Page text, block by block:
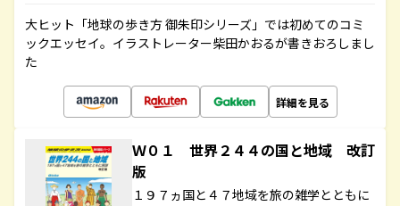
大ヒット「地球の歩き方 御朱印シリーズ」では初めてのコミ
ックエッセイ。イラストレーター柴田かおるが書きおろしまし
た
詳細を見る
Ｗ０１ 世界２４４の国と地域 改訂
版
１９７ヵ国と４７地域を旅の雑学とともに